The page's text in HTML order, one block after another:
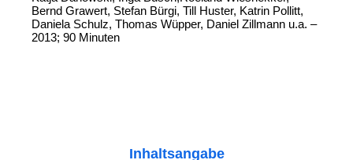
Bernd Grawert, Stefan Bürgi, Till Huster, Katrin Pollitt,
Daniela Schulz, Thomas Wüpper, Daniel Zillmann u.a. –
2013; 90 Minuten
Inhaltsangabe